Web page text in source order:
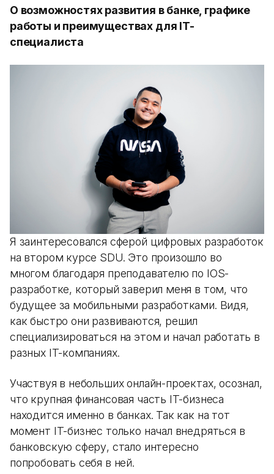
О возможностях развития в банке, графике
работы и преимуществах для IT-
специалиста
Я заинтересовался сферой цифровых разработок
на втором курсе SDU. Это произошло во
многом благодаря преподавателю по IOS-
разработке, который заверил меня в том, что
будущее за мобильными разработками. Видя,
как быстро они развиваются, решил
специализироваться на этом и начал работать в
разных IT-компаниях.
Участвуя в небольших онлайн-проектах, осознал,
что крупная финансовая часть IT-бизнеса
находится именно в банках. Так как на тот
момент IT-бизнес только начал внедряться в
банковскую сферу, стало интересно
попробовать себя в ней.